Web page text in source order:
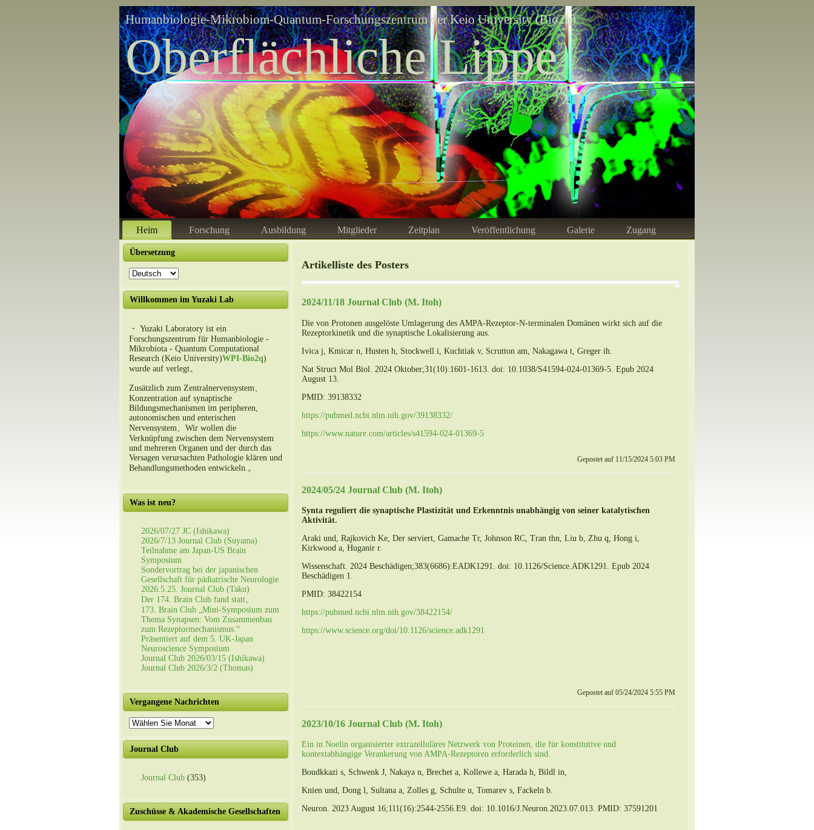
Humanbiologie-Mikrobiom-Quantum-Forschungszentrum der Keio University (Bio2q)
Oberflächliche Lippe
Heim Forschung Ausbildung Mitglieder Zeitplan Veröffentlichung Galerie Zugang
Übersetzung
Willkommen im Yuzaki Lab
・ Yuzaki Laboratory ist ein
Forschungszentrum für Humanbiologie -
Mikrobiota - Quantum Computational
Research (Keio University)WPI-Bio2q)
wurde auf verlegt。
Zusätzlich zum Zentralnervensystem、
Konzentration auf synaptische
Bildungsmechanismen im peripheren,
autonomischen und enterischen
Nervensystem、Wir wollen die
Verknüpfung zwischen dem Nervensystem
und mehreren Organen und der durch das
Versagen verursachten Pathologie klären und
Behandlungsmethoden entwickeln.。
Was ist neu?
2026/07/27 JC (Ishikawa)
2026/7/13 Journal Club (Suyama)
Teilnahme am Japan-US Brain
Symposium
Sondervortrag bei der japanischen
Gesellschaft für pädiatrische Neurologie
2026.5.25. Journal Club (Taku)
Der 174. Brain Club fand statt。
173. Brain Club „Mini-Symposium zum
Thema Synapsen: Vom Zusammenbau
zum Rezeptormechanismus.“
Präsentiert auf dem 5. UK-Japan
Neuroscience Symposium
Journal Club 2026/03/15 (Ishikawa)
Journal Club 2026/3/2 (Thomas)
Vergangene Nachrichten
Vergangene
Nachrichten
Journal Club
Journal Club (353)
Zuschüsse & Akademische Gesellschaften
Artikelliste des Posters
2024/11/18 Journal Club (M. Itoh)
Die von Protonen ausgelöste Umlagerung des AMPA-Rezeptor-N-terminalen Domänen wirkt sich auf die
Rezeptorkinetik und die synaptische Lokalisierung aus.
Ivica j, Kmicar n, Husten h, Stockwell i, Kuchtiak v, Scrutton am, Nakagawa t, Greger ih.
Nat Struct Mol Biol. 2024 Oktober;31(10):1601-1613. doi: 10.1038/S41594-024-01369-5. Epub 2024
August 13.
PMID: 39138332
https://pubmed.ncbi.nlm.nih.gov/39138332/
https://www.nature.com/articles/s41594-024-01369-5
Gepostet auf 11/15/2024 5:03 PM
2024/05/24 Journal Club (M. Itoh)
Synta reguliert die synaptische Plastizität und Erkenntnis unabhängig von seiner katalytischen
Aktivität.
Araki und, Rajkovich Ke, Der serviert, Gamache Tr, Johnson RC, Tran thn, Liu b, Zhu q, Hong i,
Kirkwood a, Huganir r.
Wissenschaft. 2024 Beschädigen;383(6686):EADK1291. doi: 10.1126/Science.ADK1291. Epub 2024
Beschädigen 1.
PMID: 38422154
https://pubmed.ncbi.nlm.nih.gov/38422154/
https://www.science.org/doi/10.1126/science.adk1291
Gepostet auf 05/24/2024 5:55 PM
2023/10/16 Journal Club (M. Itoh)
Ein in Noelin organisierter extrazelluläres Netzwerk von Proteinen, die für konstitutive und
kontextabhängige Verankerung von AMPA-Rezeptoren erforderlich sind.
Boudkkazi s, Schwenk J, Nakaya n, Brechet a, Kollewe a, Harada h, Bildl in,
Knien und, Dong l, Sultana a, Zolles g, Schulte u, Tomarev s, Fackeln b.
Neuron. 2023 August 16;111(16):2544-2556.E9. doi: 10.1016/J.Neuron.2023.07.013. PMID: 37591201